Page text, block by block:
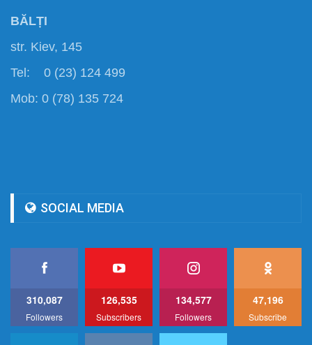
BĂLȚI
str. Kiev, 145
Tel: 0 (23) 124 499
Mob: 0 (78) 135 724
SOCIAL MEDIA
310,087
Followers
126,535
Subscribers
134,577
Followers
47,196
Subscribe